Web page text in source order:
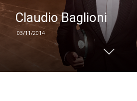
Claudio Baglioni
03/11/2014